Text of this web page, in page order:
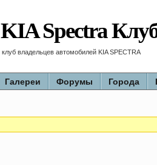
KIA Spectra
клуб владельцев автомобилей KIA SPECTRA
Галереи Форумы Города